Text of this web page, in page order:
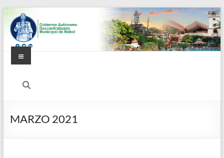
Saltar
al
contenido
Alcaldía
de
Menú
MARZO 2021